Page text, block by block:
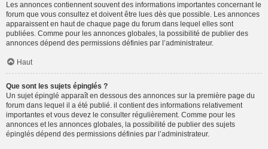
Les annonces contiennent souvent des informations importantes concernant le
forum que vous consultez et doivent être lues dès que possible. Les annonces
apparaissent en haut de chaque page du forum dans lequel elles sont
publiées. Comme pour les annonces globales, la possibilité de publier des
annonces dépend des permissions définies par l’administrateur.
Haut
Que sont les sujets épinglés ?
Un sujet épinglé apparaît en dessous des annonces sur la première page du
forum dans lequel il a été publié. il contient des informations relativement
importantes et vous devez le consulter régulièrement. Comme pour les
annonces et les annonces globales, la possibilité de publier des sujets
épinglés dépend des permissions définies par l’administrateur.